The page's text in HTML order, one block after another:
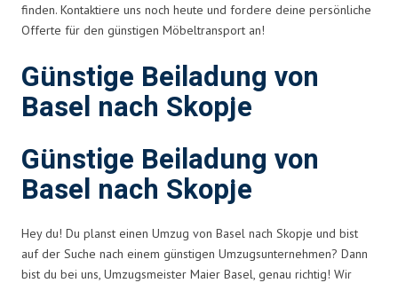
finden. Kontaktiere uns noch heute und fordere deine persönliche
Offerte für den günstigen Möbeltransport an!
Günstige Beiladung von
Basel nach Skopje
Günstige Beiladung von
Basel nach Skopje
Hey du! Du planst einen Umzug von Basel nach Skopje und bist
auf der Suche nach einem günstigen Umzugsunternehmen? Dann
bist du bei uns, Umzugsmeister Maier Basel, genau richtig! Wir